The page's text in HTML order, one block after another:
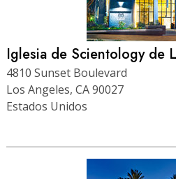
Iglesia de Scientology de
4810 Sunset Boulevard
Los Angeles, CA 90027
Estados Unidos